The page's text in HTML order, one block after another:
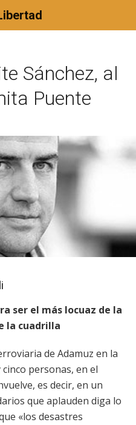
Sánchez, al
Puente
ser el más locuaz de la
la cuadrilla
de Adamuz en la
personas, en el
es decir, en un
que aplauden diga lo
«los desastres